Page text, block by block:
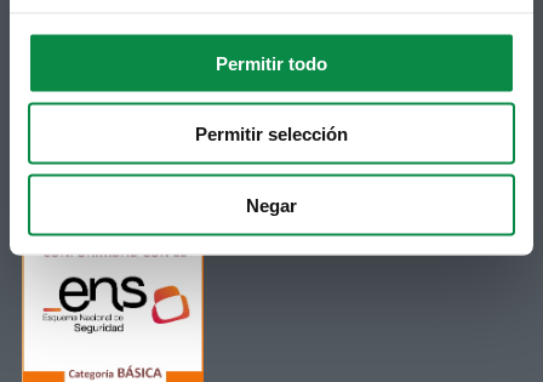
Permitir todo
Permitir selección
Negar
Podes recibir a información publicada na web
municipal no teu correo electrónico mediante
Ligazón.